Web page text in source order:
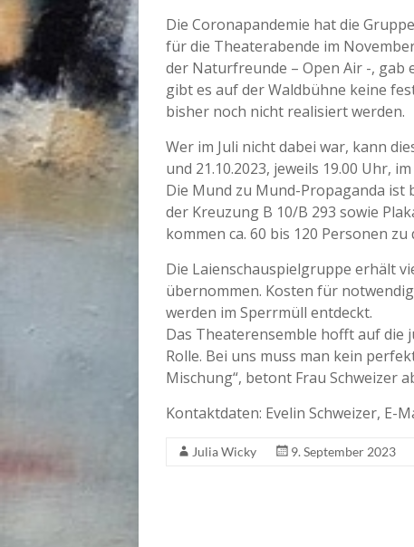
Die Coronapandemie hat die
für die Theaterabende im
der Naturfreunde – Open Air -, gab
gibt es auf der Waldbühne keine
bisher noch nicht realisiert werden.
Wer im Juli nicht dabei war, kann
und 21.10.2023, jeweils 19.00 Uhr,
Die Mund zu Mund-Propaganda
der Kreuzung B 10/B 293 sowie
kommen ca. 60 bis 120 Personen
Die Laienschauspielgruppe erhält
übernommen. Kosten für
werden im Sperrmüll entdeckt.
Das Theaterensemble hofft auf die
Rolle. Bei uns muss man kein
Mischung“, betont Frau Schweizer
Kontaktdaten: Evelin Schweizer, E-
Julia Wicky 9. September 2023